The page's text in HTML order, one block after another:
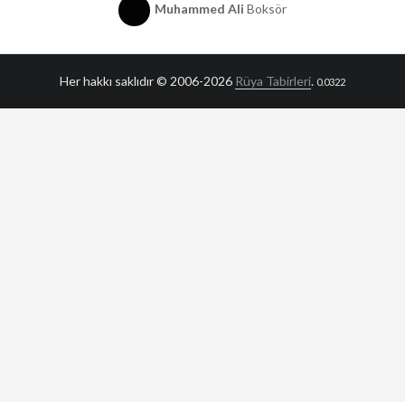
Muhammed Ali Boksör
Her hakkı saklıdır © 2006-2026 Rüya Tabirleri. 0.0322